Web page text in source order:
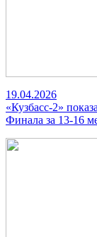
19.04.2026
«Кузбасс-2»
Финала за 13-16